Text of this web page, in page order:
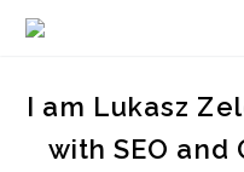
I am Lukasz
with SEO and